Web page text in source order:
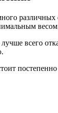
всего